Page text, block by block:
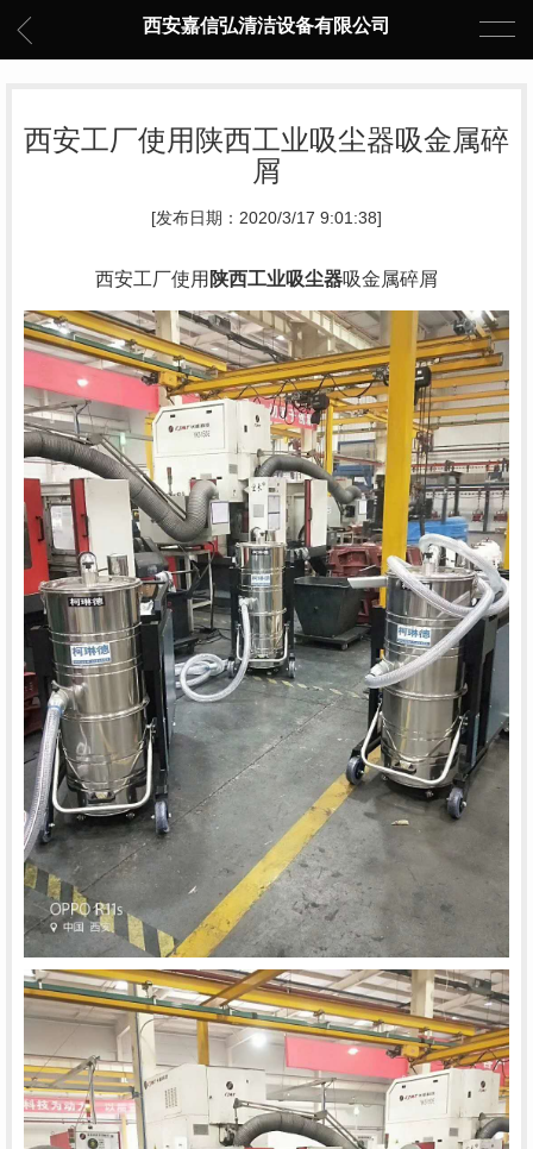
西安嘉信弘清洁设备有限公司
西安工厂使用陕西工业吸尘器吸金属碎
屑
[发布日期：2020/3/17 9:01:38]
西安工厂使用 陕西工业吸尘器吸金属碎屑